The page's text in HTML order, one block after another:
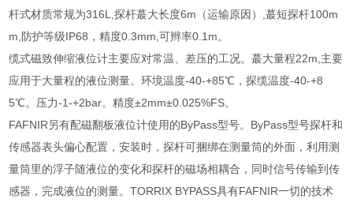
杆式材质常规为316L,探杆蕞大长度6m（运输原因）,蕞短探杆100m
m,防护等级IP68，精度0.3mm,可辫率0.1m。
缆式磁致伸缩液位计主要应对常温、差压的工况。蕞大量程22m,主要
应用于大量程的液位测量。环境温度-40-+85℃，探缆温度-40-+8
5℃。压力-1-+2bar。精度±2mm±0.025%FS。
FAFNIR另有配磁翻板液位计使用的ByPass型号。ByPass型号探杆和
传感器表头偏心配置，安装时，探杆可捆绑在测量筒的外面，利用测
量筒里的浮子随液位的变化和探杆的磁场相耦合，同时信号传输到传
感器，完成液位的测量。TORRIX BYPASS具有FAFNIR一切的技术